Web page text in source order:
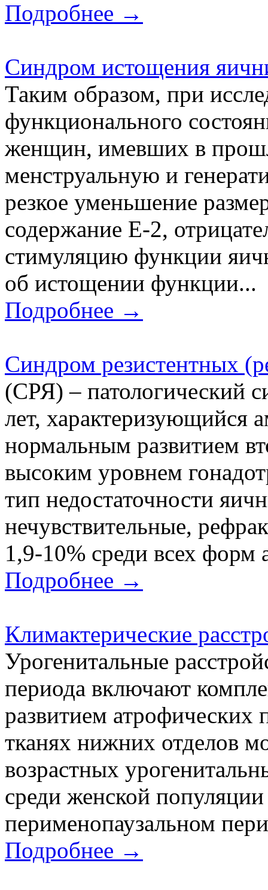
Подробнее →
Cиндром истощения
Таким образом, при
функционального
женщин, имевших в
менструальную и
резкое уменьшение
содержание Е-2,
стимуляцию функции
об истощении функции...
Подробнее →
Cиндром резистентных
(СРЯ) – патологический
лет, характеризующийся
нормальным развитием
высоким уровнем
тип недостаточности
нечувствительные,
1,9-10% среди всех
Подробнее →
Климактерические
Урогенитальные
периода включают
развитием атрофических
тканях нижних отделов
возрастных
среди женской
перименопаузальном
Подробнее →